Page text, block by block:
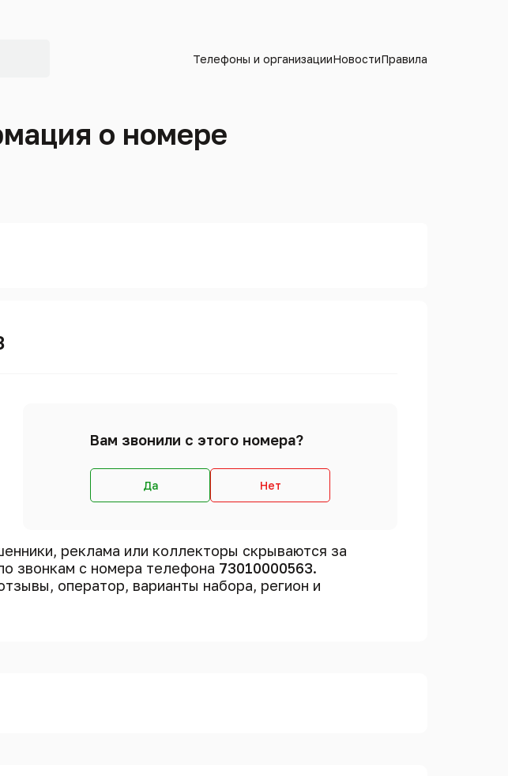
Телефоны и организацииНовостиПравила
о номере
Вам звонили с этого номера?
Да Нет
реклама или коллекторы скрываются за
звонкам с номера телефона 73010000563.
оператор, варианты набора, регион и